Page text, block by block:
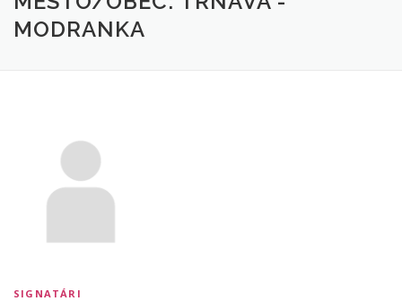
MODRANKA
SIGNATÁRI